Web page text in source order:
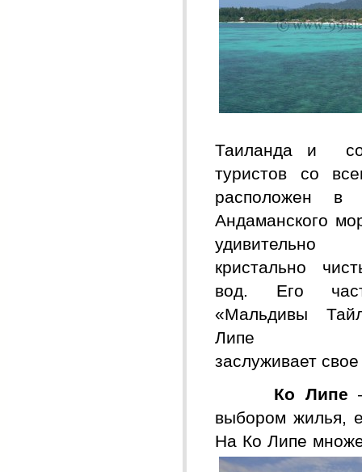
Таиланда и
туристов со
расположен в
Андаманского
кристально
вод. Его
«Мальдивы
Липе
заслуживает
Ко Липе
выбором жилья,
На Ко Липе